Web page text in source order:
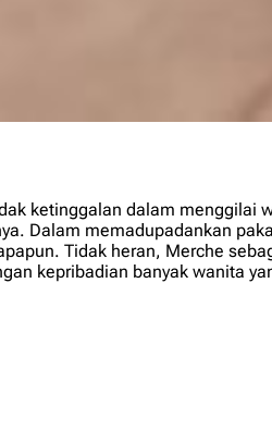
ketinggalan dalam menggilai
Dalam memadupadankan
Tidak heran, Merche
kepribadian banyak wanita